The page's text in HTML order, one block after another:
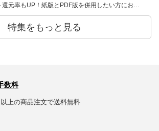
還元率もUP！紙版とPDF版を併用したい方にお…
特集をもっと見る
数料
上の商品注文で送料無料